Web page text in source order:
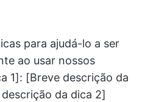
para ajudá-lo a ser
ao usar nossos
1]: [Breve descrição da
da dica 2]